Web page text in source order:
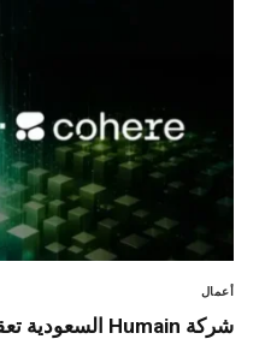
أعمال